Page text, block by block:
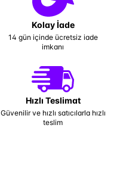
Kolay İade
14 gün içinde ücretsiz iade
imkanı
Hızlı Teslimat
Güvenilir ve hızlı satıcılarla hızlı
teslim